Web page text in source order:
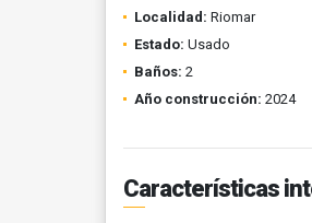
Localidad: Riomar
Estado: Usado
Baños: 2
Año construcción: 2024
Características